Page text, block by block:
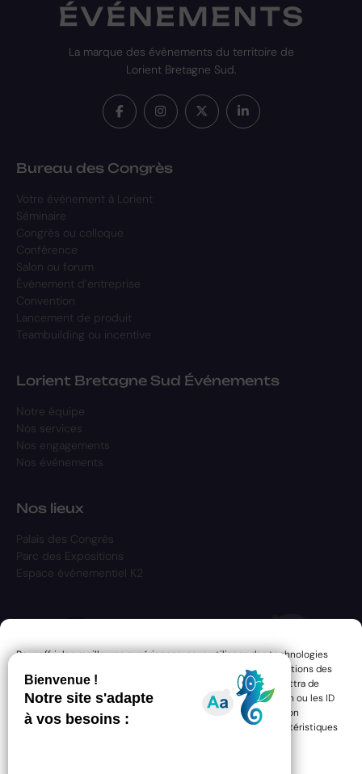
Pour offrir les meilleures expériences, nous utilisons des technologies
telles que les cookies pour stocker et/ou accéder aux informations des
appareils. Le fait de consentir à ces technologies nous permettra de
traiter des données telles que le comportement de navigation ou les ID
uniques sur ce site. Le fait de ne pas consentir ou de retirer son
consentement peut avoir un effet négatif sur certaines caractéristiques
La marque des événements du territoire de
Lorient Bretagne Sud.
Bureau des Congrès
Votre événement à Lorient
Séminaire
Congrès ou colloque
Conférence
Salon ou forum
Événement d’entreprise
Convention
Lancement de produit
Teambuilding ou incentive
Lorient Bretagne Sud Événements
Notre équipe
Nos services
Nos engagements
Nos événements
Nos lieux
Palais des Congrès
Parc des Expositions
Espace événementiel K2